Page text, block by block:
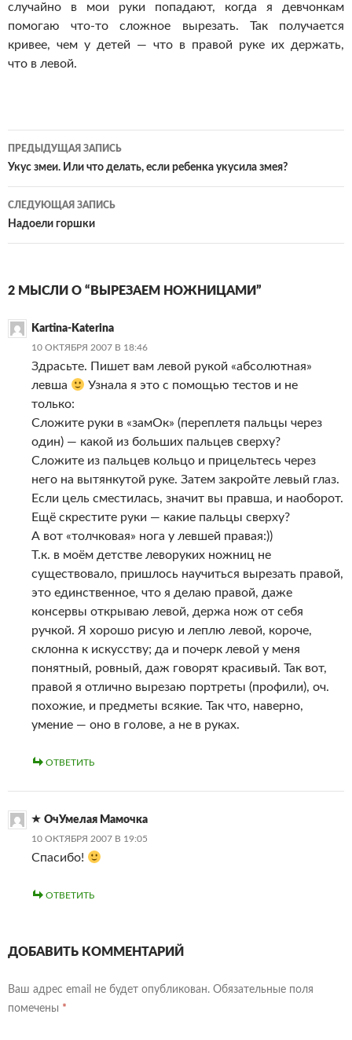
случайно в мои руки попадают, когда я девчонкам
помогаючто-то сложное вырезать. Так получается
кривее, чем у детей — что в правой руке их держать,
что в левой.
Навигация
по
записям
ПРЕДЫДУЩАЯ ЗАПИСЬ
Укус змеи. Или что делать, если ребенка укусила змея?
СЛЕДУЮЩАЯ ЗАПИСЬ
Надоели горшки
2 МЫСЛИ О “ВЫРЕЗАЕМ НОЖНИЦАМИ”
Kartina-Katerina
10 ОКТЯБРЯ 2007 В 18:46
Здрасьте. Пишет вам левой рукой «абсолютная»
левша
Узнала я это с помощью тестов и не
только:
Сложите руки в «замОк» (переплетя пальцы через
один) — какой из больших пальцев сверху?
Сложите из пальцев кольцо и прицельтесь через
него на вытянкутой руке. Затем закройте левый глаз.
Если цель сместилась, значит вы правша, и наоборот.
Ещё скрестите руки — какие пальцы сверху?
А вот «толчковая» нога у левшей правая:))
Т.к. в моём детстве леворуких ножниц не
существовало, пришлось научиться вырезать правой,
это единственное, что я делаю правой, даже
консервы открываю левой, держа нож от себя
ручкой. Я хорошо рисую и леплю левой, короче,
склонна к искусству; да и почерк левой у меня
понятный, ровный, даж говорят красивый. Так вот,
правой я отлично вырезаю портреты (профили), оч.
похожие, и предметы всякие. Так что, наверно,
умение — оно в голове, а не в руках.
ОТВЕТИТЬ
ОчУмелая Мамочка
10 ОКТЯБРЯ 2007 В 19:05
Спасибо!
ОТВЕТИТЬ
ДОБАВИТЬ КОММЕНТАРИЙ
Ваш адрес email не будет опубликован. Обязательные поля
помечены *